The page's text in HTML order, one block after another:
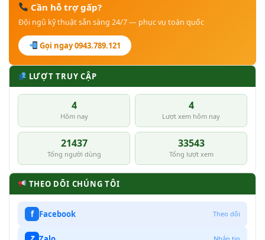
Cần hỗ trợ gấp?
Đội ngũ kỹ thuật sẵn sàng 24/7 — phục vụ toàn quốc
Gọi ngay 0943.789.121
LƯỢT TRUY CẬP
4
Hôm nay
4
Lượt xem hôm nay
21437
Tổng người dùng
33543
Tổng lượt xem
THEO DÕI CHÚNG TÔI
f Facebook Theo dõi